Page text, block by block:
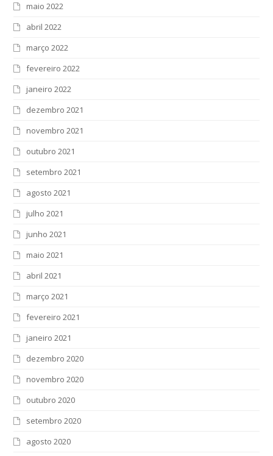
maio 2022
abril 2022
março 2022
fevereiro 2022
janeiro 2022
dezembro 2021
novembro 2021
outubro 2021
setembro 2021
agosto 2021
julho 2021
junho 2021
maio 2021
abril 2021
março 2021
fevereiro 2021
janeiro 2021
dezembro 2020
novembro 2020
outubro 2020
setembro 2020
agosto 2020